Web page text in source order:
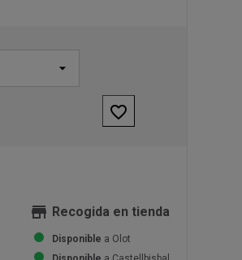
favorite_border
store Recogida en tienda
Disponible a Olot